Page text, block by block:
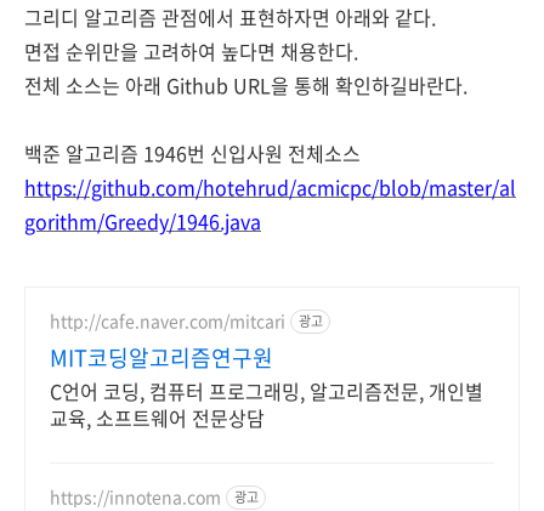
그리디 알고리즘 관점에서 표현하자면 아래와 같다.
면접 순위만을 고려하여 높다면 채용한다.
전체 소스는 아래 Github URL을 통해 확인하길바란다.
백준 알고리즘 1946번 신입사원 전체소스
https://github.com/hotehrud/acmicpc/blob/master/al
gorithm/Greedy/1946.java
http://cafe.naver.com/mitcari 광고
MIT코딩알고리즘연구원
C언어 코딩, 컴퓨터 프로그래밍, 알고리즘전문, 개인별
교육, 소프트웨어 전문상담
https://innotena.com 광고